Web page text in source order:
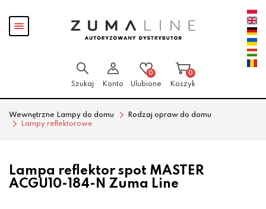
Pokaż
menu
Szukaj Konto
0
Ulubione
0
Koszyk
Wewnętrzne Lampy do domu
Rodzaj opraw do domu
Lampy reflektorowe
Lampa reflektor spot MASTER
ACGU10-184-N Zuma Line